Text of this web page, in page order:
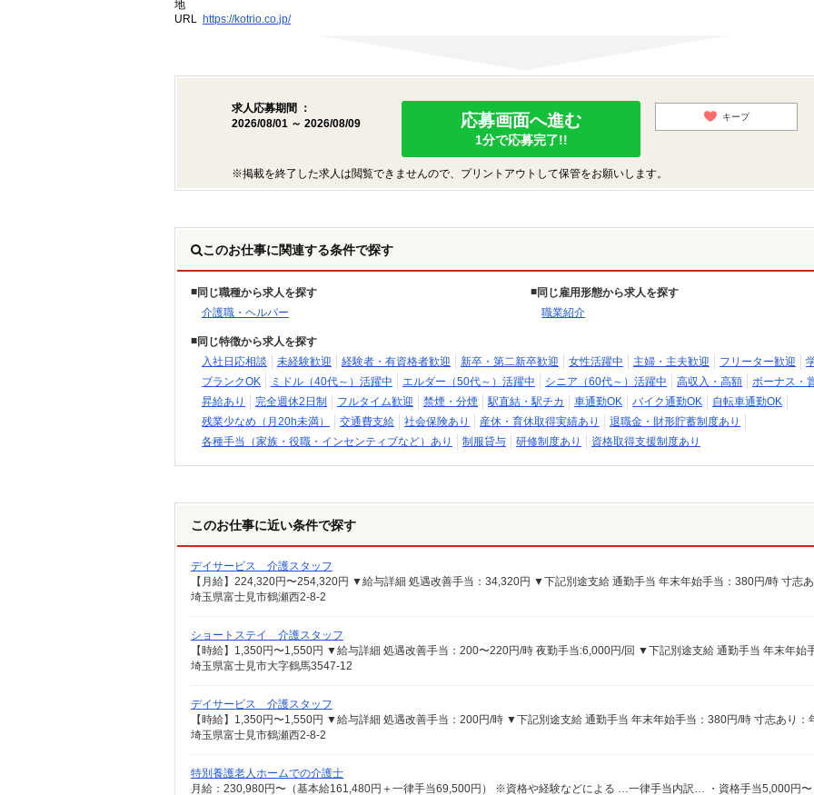
地
URL https://kotrio.co.jp/
求人応募期間 ：
2026/08/01 ～ 2026/08/09
応募画面へ進む
1分で応募完了!!
キープ
※掲載を終了した求人は閲覧できませんので、プリントアウトして保管をお願いします。
このお仕事に関連する条件で探す
同じ職種から求人を探す
介護職・ヘルパー
同じ雇用形態から求人を探す
職業紹介
同じ特徴から求人を探す
入社日応相談
未経験歓迎 経験者・有資格者歓迎 新卒・第二新卒歓迎 女性活躍中 主婦・主夫歓迎 フリーター歓迎
ブランクOK
ミドル（40代～）活躍中 エルダー（50代～）活躍中 シニア（60代～）活躍中 高収入・高額
ボーナス・
昇給あり
完全週休2日制 フルタイム歓迎 禁煙・分煙 駅直結・駅チカ 車通勤OK バイク通勤OK
自転車通勤OK
残業少なめ（月20h未満）
交通費支給 社会保険あり 産休・育休取得実績あり
退職金・財形貯蓄制度あり
各種手当（家族・役職・インセンティブなど）あり
制服貸与 研修制度あり 資格取得支援制度あり
このお仕事に近い条件で探す
デイサービス 介護スタッフ
埼玉県富士見市鶴瀬西2-8-2
ショートステイ 介護スタッフ
埼玉県富士見市大字鶴馬3547-12
デイサービス 介護スタッフ
埼玉県富士見市鶴瀬西2-8-2
特別養護老人ホームでの介護士